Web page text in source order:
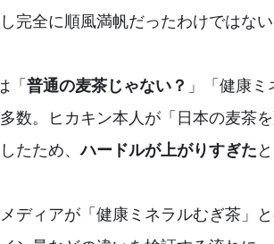
完全に順風満帆だったわけではない
「 普通の麦茶じゃない？ 」「健康
数。ヒカキン本人が「日本の麦茶
たため、ハードルが上がりすぎた
ディアが「健康ミネラルむぎ茶」